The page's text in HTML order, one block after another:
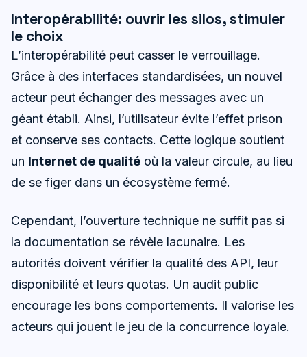
Interopérabilité: ouvrir les silos, stimuler
le choix
L’interopérabilité peut casser le verrouillage.
Grâce à des interfaces standardisées, un nouvel
acteur peut échanger des messages avec un
géant établi. Ainsi, l’utilisateur évite l’effet prison
et conserve ses contacts. Cette logique soutient
un Internet de qualité où la valeur circule, au lieu
de se figer dans un écosystème fermé.
Cependant, l’ouverture technique ne suffit pas si
la documentation se révèle lacunaire. Les
autorités doivent vérifier la qualité des API, leur
disponibilité et leurs quotas. Un audit public
encourage les bons comportements. Il valorise les
acteurs qui jouent le jeu de la concurrence loyale.